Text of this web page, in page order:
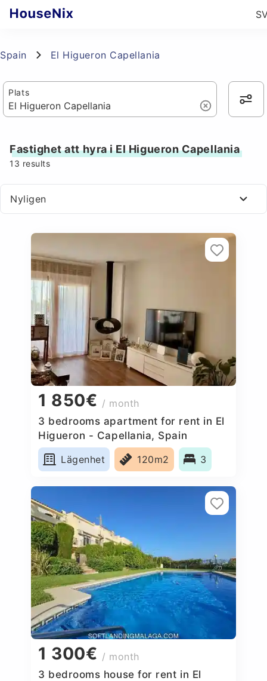
Spain El Higueron Capellania
Plats
Fastighet att hyra i El Higueron Capellania
13 results
Nyligen
1 850€ / month
3 bedrooms apartment for rent in El
Higueron - Capellania, Spain
Lägenhet
120m2 3
1 300€ / month
3 bedrooms house for rent in El